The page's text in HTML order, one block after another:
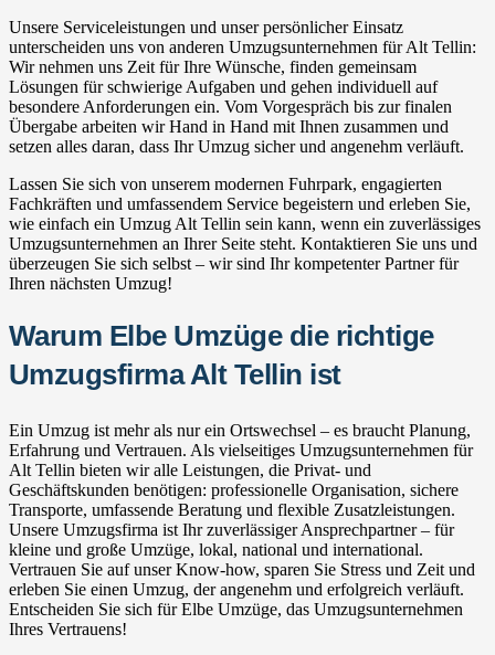
Unsere Serviceleistungen und unser persönlicher Einsatz
unterscheiden uns von anderen Umzugsunternehmen für Alt Tellin:
Wir nehmen uns Zeit für Ihre Wünsche, finden gemeinsam
Lösungen für schwierige Aufgaben und gehen individuell auf
besondere Anforderungen ein. Vom Vorgespräch bis zur finalen
Übergabe arbeiten wir Hand in Hand mit Ihnen zusammen und
setzen alles daran, dass Ihr Umzug sicher und angenehm verläuft.
Lassen Sie sich von unserem modernen Fuhrpark, engagierten
Fachkräften und umfassendem Service begeistern und erleben Sie,
wie einfach ein Umzug Alt Tellin sein kann, wenn ein zuverlässiges
Umzugsunternehmen an Ihrer Seite steht. Kontaktieren Sie uns und
überzeugen Sie sich selbst – wir sind Ihr kompetenter Partner für
Ihren nächsten Umzug!
Warum Elbe Umzüge die richtige
Umzugsfirma Alt Tellin ist
Ein Umzug ist mehr als nur ein Ortswechsel – es braucht Planung,
Erfahrung und Vertrauen. Als vielseitiges Umzugsunternehmen für
Alt Tellin bieten wir alle Leistungen, die Privat- und
Geschäftskunden benötigen: professionelle Organisation, sichere
Transporte, umfassende Beratung und flexible Zusatzleistungen.
Unsere Umzugsfirma ist Ihr zuverlässiger Ansprechpartner – für
kleine und große Umzüge, lokal, national und international.
Vertrauen Sie auf unser Know-how, sparen Sie Stress und Zeit und
erleben Sie einen Umzug, der angenehm und erfolgreich verläuft.
Entscheiden Sie sich für Elbe Umzüge, das Umzugsunternehmen
Ihres Vertrauens!